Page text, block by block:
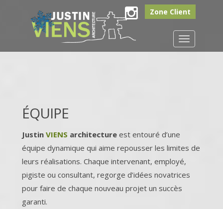
Zone Client
Toggle
navigation
ÉQUIPE
Justin VIENS architecture est entouré d’une
équipe dynamique qui aime repousser les limites de
leurs réalisations. Chaque intervenant, employé,
pigiste ou consultant, regorge d’idées novatrices
pour faire de chaque nouveau projet un succès
garanti.